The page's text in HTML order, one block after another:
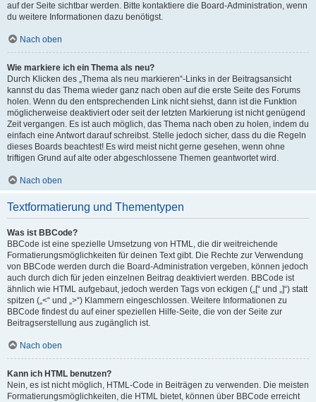
auf der Seite sichtbar werden. Bitte kontaktiere die Board-Administration, wenn
du weitere Informationen dazu benötigst.
Nach oben
Wie markiere ich ein Thema als neu?
Durch Klicken des „Thema als neu markieren“-Links in der Beitragsansicht
kannst du das Thema wieder ganz nach oben auf die erste Seite des Forums
holen. Wenn du den entsprechenden Link nicht siehst, dann ist die Funktion
möglicherweise deaktiviert oder seit der letzten Markierung ist nicht genügend
Zeit vergangen. Es ist auch möglich, das Thema nach oben zu holen, indem du
einfach eine Antwort darauf schreibst. Stelle jedoch sicher, dass du die Regeln
dieses Boards beachtest! Es wird meist nicht gerne gesehen, wenn ohne
triftigen Grund auf alte oder abgeschlossene Themen geantwortet wird.
Nach oben
Textformatierung und Thementypen
Was ist BBCode?
BBCode ist eine spezielle Umsetzung von HTML, die dir weitreichende
Formatierungsmöglichkeiten für deinen Text gibt. Die Rechte zur Verwendung
von BBCode werden durch die Board-Administration vergeben, können jedoch
auch durch dich für jeden einzelnen Beitrag deaktiviert werden. BBCode ist
ähnlich wie HTML aufgebaut, jedoch werden Tags von eckigen („[“ und „]“) statt
spitzen („<“ und „>“) Klammern eingeschlossen. Weitere Informationen zu
BBCode findest du auf einer speziellen Hilfe-Seite, die von der Seite zur
Beitragserstellung aus zugänglich ist.
Nach oben
Kann ich HTML benutzen?
Nein, es ist nicht möglich, HTML-Code in Beiträgen zu verwenden. Die meisten
Formatierungsmöglichkeiten, die HTML bietet, können über BBCode erreicht